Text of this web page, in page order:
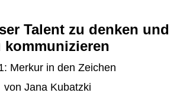
Talent zu denken und
kommunizieren
Merkur in den Zeichen
von Jana Kubatzki